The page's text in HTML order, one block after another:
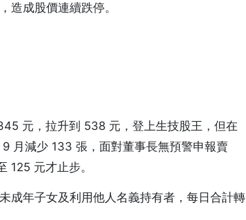
造成股價連續跌停。
元，拉升到 538 元，登上生技股王，但在
月減少 133 張，面對董事長無預警申報賣
125 元才止步。
成年子女及利用他人名義持有者，每日合計轉